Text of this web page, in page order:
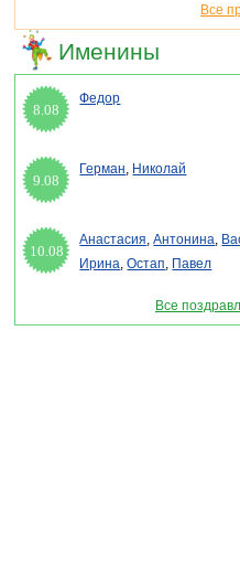
Все
Именины
8.08
Федор
9.08
Герман Николай
10.08
Анастасия ,Антонина
Ирина ,Остап Павел
Все